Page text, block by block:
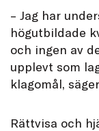
– Jag har
högutbildade
och ingen av
upplevt som
klagomål,
Rättvisa och